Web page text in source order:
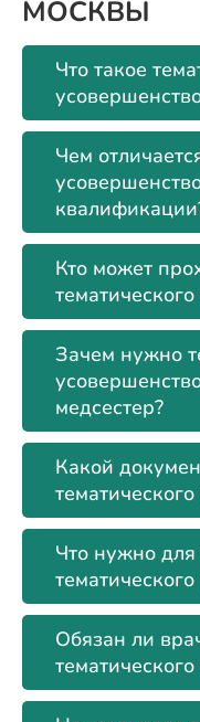
МОСКВЫ
Что такое
Чем
Кто может
Зачем нужно
медсестер?
Какой
Что нужно для
Обязан ли